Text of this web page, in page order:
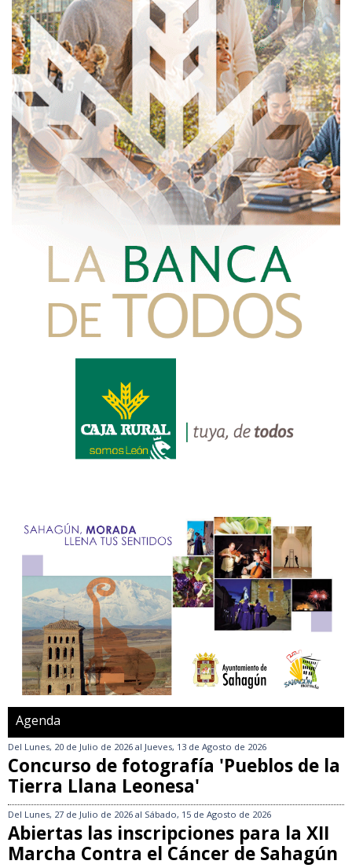
Agenda
Del Lunes, 20 de Julio de 2026 al Jueves, 13 de Agosto de 2026
Concurso de fotografía 'Pueblos de la
Tierra Llana Leonesa'
Del Lunes, 27 de Julio de 2026 al Sábado, 15 de Agosto de 2026
Abiertas las inscripciones para la XII
Marcha Contra el Cáncer de Sahagún